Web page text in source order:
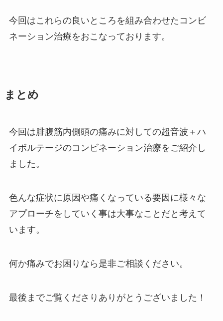
今回はこれらの良いところを組み合わせたコンビ
ネーション治療をおこなっております。
まとめ
今回は腓腹筋内側頭の痛みに対しての超音波＋ハ
イボルテージのコンビネーション治療をご紹介し
ました。
色んな症状に原因や痛くなっている要因に様々な
アプローチをしていく事は大事なことだと考えて
います。
何か痛みでお困りなら是非ご相談ください。
最後までご覧くださりありがとうございました！